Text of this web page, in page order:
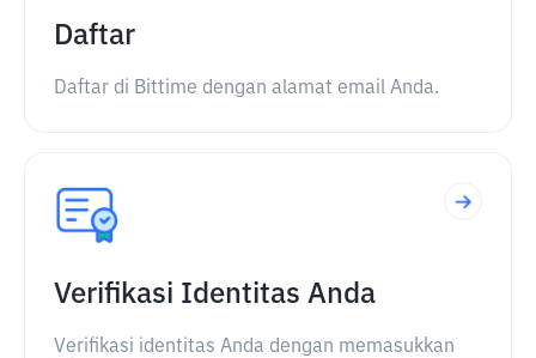
Daftar
Daftar di Bittime dengan alamat email Anda.
Verifikasi Identitas Anda
Verifikasi identitas Anda dengan memasukkan